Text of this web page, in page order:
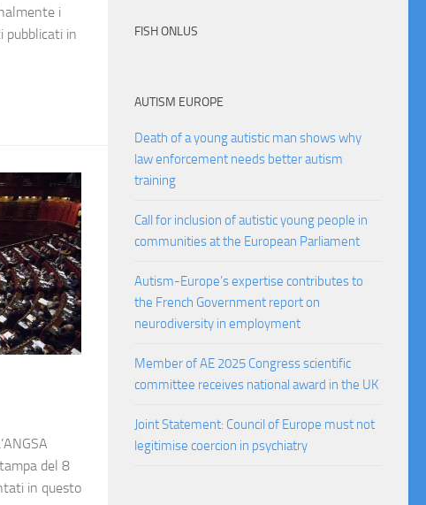
i
pubblicati in
del 8
in questo
FISH ONLUS
AUTISM EUROPE
Death of a young autistic man shows why
law enforcement needs better autism
training
Call for inclusion of autistic young people in
communities at the European Parliament
Autism-Europe’s expertise contributes to
the French Government report on
neurodiversity in employment
Member of AE 2025 Congress scientific
committee receives national award in the UK
Joint Statement: Council of Europe must not
legitimise coercion in psychiatry